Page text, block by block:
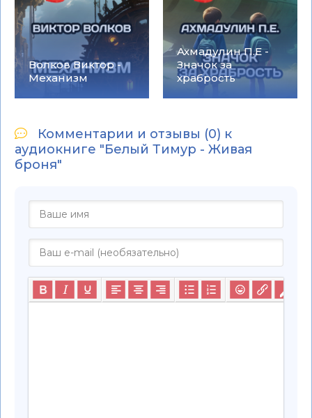
Волков Виктор -
Механизм
Ахмадулин П.Е -
Значок за
храбрость
Комментарии и отзывы (0) к
аудиокниге "Белый Тимур - Живая
броня"